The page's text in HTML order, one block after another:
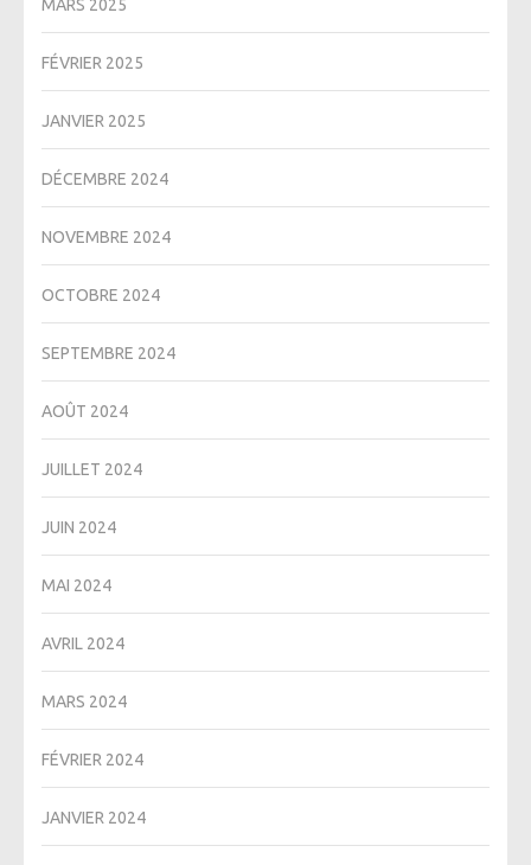
MARS 2025
FÉVRIER 2025
JANVIER 2025
DÉCEMBRE 2024
NOVEMBRE 2024
OCTOBRE 2024
SEPTEMBRE 2024
AOÛT 2024
JUILLET 2024
JUIN 2024
MAI 2024
AVRIL 2024
MARS 2024
FÉVRIER 2024
JANVIER 2024